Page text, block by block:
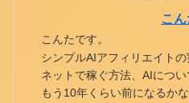
こん
こんたです。
シンプルAIアフィリエイト
ネットで稼ぐ方法、AIについ
もう10年くらい前になるかな